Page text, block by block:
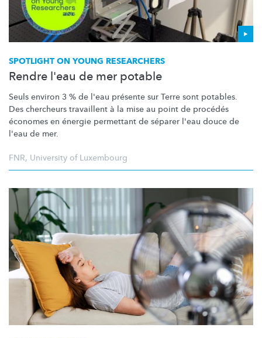
SPOTLIGHT ON YOUNG RESEARCHERS
Rendre l'eau de mer potable
Seuls environ 3 % de l'eau présente sur Terre sont potables.
Des chercheurs travaillent à la mise au point de procédés
économes en énergie permettant de séparer l'eau douce de
l'eau de mer.
FNR, University of Luxembourg